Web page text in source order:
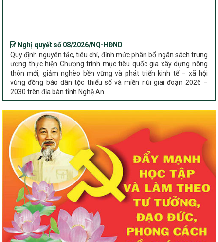
ương thực hiện Chương trình mục tiêu quốc gia xây dựng nông
thôn mới, giảm nghèo bền vững và phát triển kinh tế – xã hội
vùng đồng bào dân tộc thiểu số và miền núi giai đoạn 2026 –
2030 trên địa bàn tỉnh Nghệ An
Chỉ Thị số 22-CT/TU
về đẩy mạnh thực hiện Chương trình mục tiêu quốc gia xây dựng
hội vùng đồng bào dân tộc thiểu số và miền núi giai đoạn 2026 –
2030 trên địa bàn tỉnh Nghệ An
Quyết định số 2490/QĐ-UBND
Về việc thành lập Ban Chỉ đạo Chương trình mục tiều quốc gia xây
dựng nông thôn mới, giảm nghèo bền vững và phát triển kinh tế –
xã hội vùng đồng bào dân tộc thiểu số và miền núi giai đoạn 2026
-2030 tỉnh Nghệ An
Thông tư Số 23/2026/TT-BNNMT
Thông tư Hướng dẫn thực hiện một số nội dung Chương trình
mục tiêu quốc gia xây dựng nông thôn mới, giảm nghèo bền
vững và phát triển kinh tế – xã hội vùng đồng bào dân tộc thiểu
số và miền núi giai đoạn 2026-2030 thuộc phạm vi quản lý nhà
nước của Bộ Nông nghiệp và Môi trường